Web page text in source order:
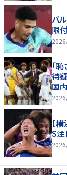
バ
限
「
待
国
と
【
S注